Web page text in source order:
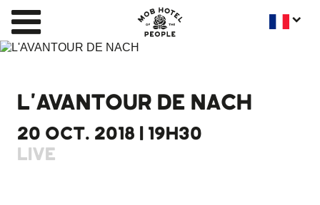
L'AVANTOUR DE NACH
20 OCT. 2018 | 19H30
LIVE